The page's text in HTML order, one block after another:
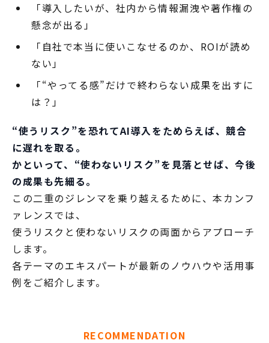
「導入したいが、社内から情報漏洩や著作権の
懸念が出る」
「自社で本当に使いこなせるのか、ROIが読め
ない」
「“やってる感”だけで終わらない成果を出すに
は？」
“使うリスク”を恐れてAI導入をためらえば、競合
に遅れを取る。
かといって、“使わないリスク”を見落とせば、今後
の成果も先細る。
この二重のジレンマを乗り越えるために、本カンフ
ァレンスでは、
使うリスクと使わないリスクの両面からアプローチ
します。
各テーマのエキスパートが最新のノウハウや活用事
例をご紹介します。
RECOMMENDATION